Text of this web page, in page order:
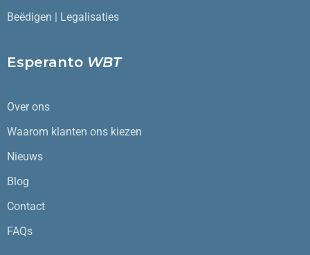
Beëdigen | Legalisaties
Esperanto WBT
Over ons
Waarom klanten ons kiezen
Nieuws
Blog
Contact
FAQs